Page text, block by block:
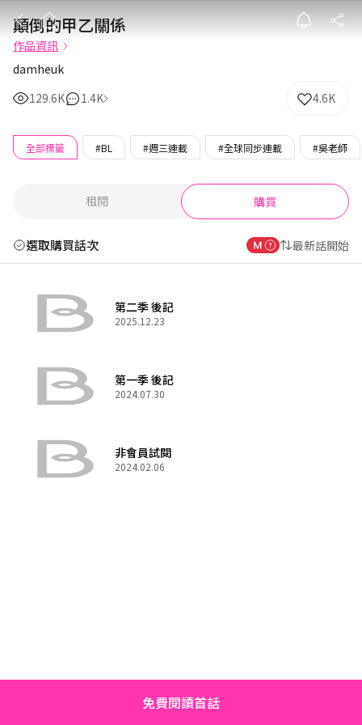
顛倒的甲乙關係
顛倒的甲乙關係
作品資訊
damheuk
129.6K
1.4K 4.6K
全部標籤 #BL #週三連載 #全球同步連載 #吳老師
租閱 購買
選取購買話次 最新話開始
第二季 後記
2025.12.23
第一季 後記
2024.07.30
非會員試閱
2024.02.06
免費閱讀首話